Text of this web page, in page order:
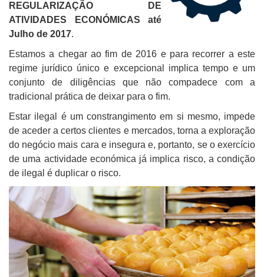
REGULARIZAÇÃO DE
ATIVIDADES ECONÓMICAS até
Julho de 2017.
Estamos a chegar ao fim de 2016 e para recorrer a este
regime jurídico único e excepcional implica tempo e um
conjunto de diligências que não compadece com a
tradicional prática de deixar para o fim.
Estar ilegal é um constrangimento em si mesmo, impede
de aceder a certos clientes e mercados, torna a exploração
do negócio mais cara e insegura e, portanto, se o exercício
de uma actividade económica já implica risco, a condição
de ilegal é duplicar o risco.